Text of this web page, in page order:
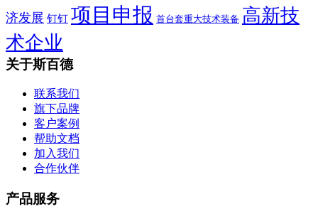
济发展 钉钉 项目申报 首台套重大技术装备 高新技
术企业
关于斯百德
联系我们
旗下品牌
客户案例
帮助文档
加入我们
合作伙伴
产品服务